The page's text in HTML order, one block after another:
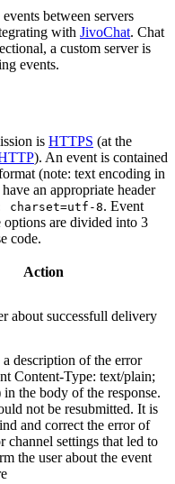
between servers
with JivoChat. Chat
a custom server is
events.
is HTTPS (at the
). An event is contained
(note: text encoding in
an appropriate header
charset=utf-8. Event
options are divided into 3
code.
Action
about successfull delivery
description of the error
Content-Type: text/plain;
the body of the response.
not be resubmitted. It is
and correct the error of
channel settings that led to
the user about the event